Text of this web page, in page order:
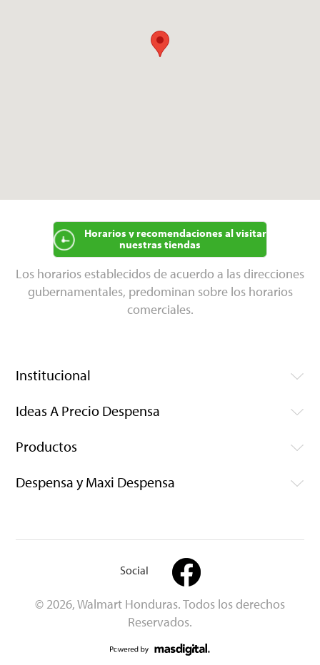
Horarios y recomendaciones al visitar
nuestras tiendas
Los horarios establecidos de acuerdo a las direcciones
gubernamentales, predominan sobre los horarios
comerciales.
Institucional
Ideas A Precio Despensa
Productos
Despensa y Maxi Despensa
Social
© 2026, Walmart Honduras. Todos los derechos
Reservados.